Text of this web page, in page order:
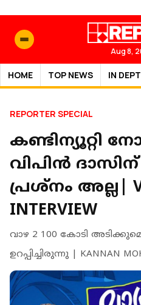
Aug 8,
HOME TOP NEWS IN
REPORTER SPECIAL
കണ്ടിന്യൂറ്റി
വിപിൻ
പ്രശ്നം അല്ല|
INTERVIEW
വാഴ 2 100 കോടി
ഉറപ്പിച്ചിരുന്നു | KANNAN